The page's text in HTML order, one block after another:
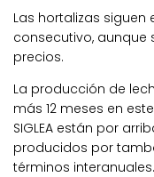
Las hortalizas
consecutivo, aunque
precios.
La producción de
más 12 meses en
SIGLEA están por
producidos por
términos interanuales.